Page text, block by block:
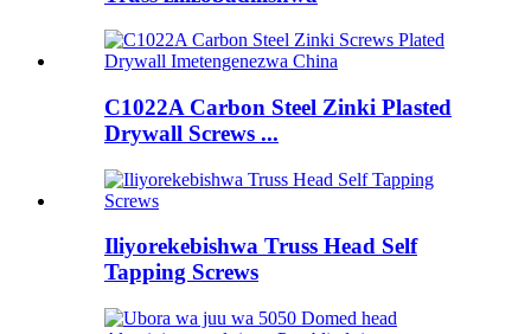
C1022A Carbon Steel Zinki Plasted
Drywall Screws ...
Iliyorekebishwa Truss Head Self
Tapping Screws